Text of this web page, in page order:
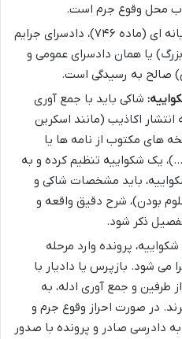
محل وقوع جرم است.
در مورد نشر اکاذیب رایانه ای (ماده ۷۴۶)، دادسرای جرایم
یا همان دادسرای عمومی و
صالح به رسیدگی است.
شاکی باید با جمع آوری
اکاذیب (مانند اسکرین
های مکتوب از نامه ها یا
یک شکواییه تنظیم کرده و به
باید مشخصات شاکی و
بودن)، شرح دقیق واقعه و
ذکر شود.
پرونده وارد مرحله
می شود. بازپرس یا دادیار با
طرفین و جمع آوری ادله، به
در صورت احراز وقوع جرم و
دادرسی صادر و پرونده با صدور